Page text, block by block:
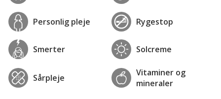
Personlig pleje Rygestop
Smerter Solcreme
Sårpleje
Vitaminer og
mineraler